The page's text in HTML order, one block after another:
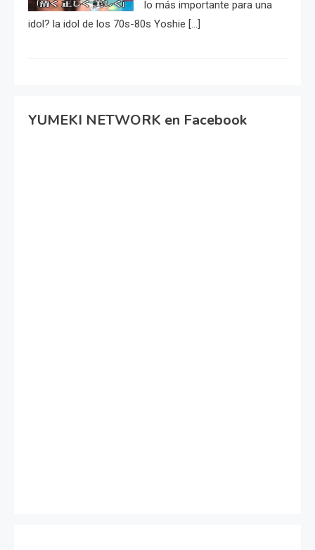
lo más importante para una
idol? la idol de los 70s-80s Yoshie […]
YUMEKI NETWORK en Facebook